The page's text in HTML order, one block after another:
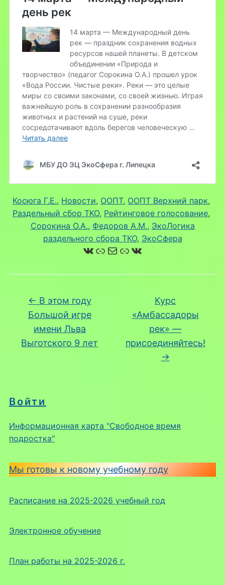
Войти
Информационная карта "Свободное время
подростка"
Мы готовы к новому учебному году
Расписание на 2025-2026 учебный год
Электронное обучение
План работы на 2025-2026 г.
Косюга Г.Е., Новости, ООПТ, ООПТ Верхний парк
Раздельный сбор ТКО, Рейтинговое голосование
Сорокина О.А., Федоров А.М., ЭкоЛогика
раздельного сбора ТКО, ЭкоСфера
ВКонтакте
Ссылка
Почта
Ссылка
ВКонтакте
← В этом году
Большой игре
имени Льва
Выготского 9 лет
Курс
«Амбассадоры
рек» —
присоединяйтесь!
→